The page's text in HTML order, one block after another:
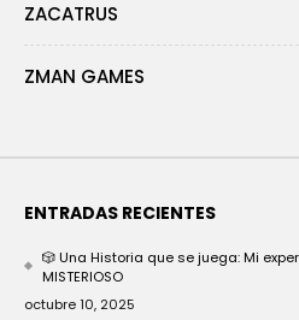
ZACATRUS
ZMAN GAMES
ENTRADAS RECIENTES
🎲 Una Historia que se juega: Mi
MISTERIOSO
octubre 10, 2025